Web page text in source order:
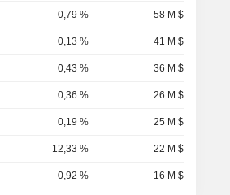
0,79 % 58 M $
0,13 % 41 M $
0,43 % 36 M $
0,36 % 26 M $
0,19 % 25 M $
12,33 % 22 M $
0,92 % 16 M $